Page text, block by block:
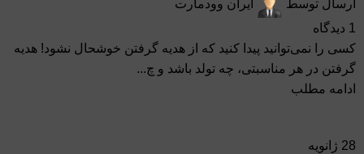
ارسال توسط
ایران وودمارت
1 دیدگاه
کسی را نمی‌توانید پیدا کنید که از هدیه گرفتن خوشحال نشود! هدیه
گرفتن در هر مناسبتی، چه تولد باشد و چ...
ادامه مطلب
28 ژانویه